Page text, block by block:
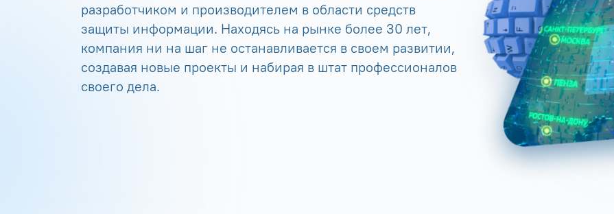
разработчиком и производителем в области средств
защиты информации. Находясь на рынке более 30 лет,
компания ни на шаг не останавливается в своем развитии,
создавая новые проекты и набирая в штат профессионалов
своего дела.